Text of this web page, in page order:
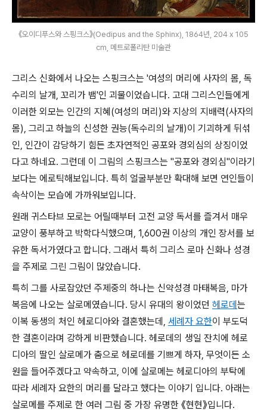
《오이디푸스와 스핑크스》(Oedipus and the Sphinx), 1864년, 204 x 105
cm, 메트로폴리탄 미술관
그리스 신화에서 나오는 스핑크스는 '여성의 머리에 사자의 몸, 독
수리의 날개, 꼬리가 뱀'인 괴물이었습니다. 고대 그리스인들에게
이러한 외모는 인간의 지혜(여성의 머리)와 지상의 지배력(사자의
몸), 그리고 하늘의 신성한 권능(독수리의 날개)이 기괴하게 뒤섞
인, 인간이 감당하기 힘든 초자연적인 공포와 경외심의 상징이었
다고 하네요. 그런데 이 그림의 스핑크스는 "공포와 경외심"이라기
보다는 에로틱해보입니다. 특히 얼굴부분만 확대해 보면 연인들이
속삭이는 모습에 가까워보입니다.
원래 귀스타브 모로는 어릴때부터 고전 교양 독서를 즐겨서 매우
교양이 풍부하고 박학다식했으며, 1,600권 이상의 개인 장서를 보
유한 독서가였다고 합니다. 그래서 특히 그리스 로마 신화나 성경
을 주제로 그린 그림이 많았습니다.
특히 그를 사로잡았던 주제중의 하나는 신약성경 마태복음, 마가
복음에 나오는 살로메였습니다. 당시 유대의 왕이었던 헤로데는
이복 동생의 처인 헤로디아와 결혼했는데, 세례자 요한이 부도덕
한 결혼이라며 강하게 비판했습니다. 헤로데의 생일 잔치에 헤로
디아의 딸인 살로메가 춤으로 헤로데를 기쁘게 하자, 무엇이든 소
원을 들어주겠다고 약속하고, 이에 살로메는 헤로디아의 부탁에
따라 세례자 요한의 머리를 달라고 했다는 이야기 입니다. 아래는
살로메를 주제로 한 여러 그림 중 가장 유명한 《현현》입니다.